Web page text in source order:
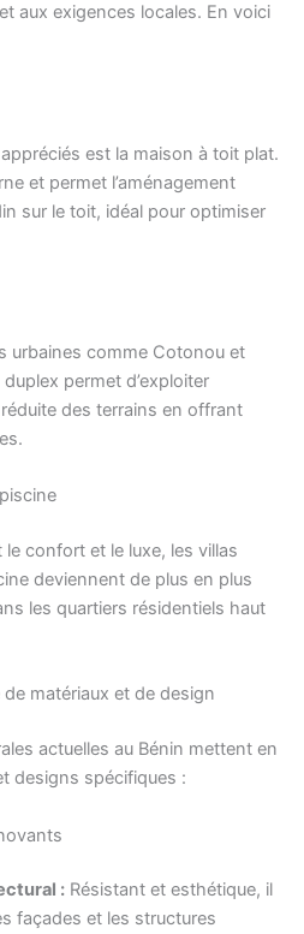
aux exigences locales. En voici
est la maison à toit plat.
et permet l’aménagement
sur le toit, idéal pour optimiser
urbaines comme Cotonou et
permet d’exploiter
des terrains en offrant
confort et le luxe, les villas
deviennent de plus en plus
les quartiers résidentiels haut
matériaux et de design
actuelles au Bénin mettent en
designs spécifiques :
:Résistant et esthétique, il
façades et les structures